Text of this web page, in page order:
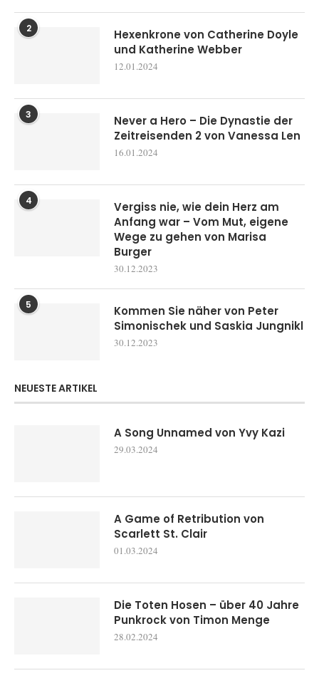
2
Hexenkrone von Catherine Doyle
und Katherine Webber
12.01.2024
3
Never a Hero – Die Dynastie der
Zeitreisenden 2 von Vanessa Len
16.01.2024
4
Vergiss nie, wie dein Herz am
Anfang war – Vom Mut, eigene
Wege zu gehen von Marisa
Burger
30.12.2023
5
Kommen Sie näher von Peter
Simonischek und Saskia Jungnikl
30.12.2023
NEUESTE ARTIKEL
A Song Unnamed von Yvy Kazi
29.03.2024
A Game of Retribution von
Scarlett St. Clair
01.03.2024
Die Toten Hosen – über 40 Jahre
Punkrock von Timon Menge
28.02.2024